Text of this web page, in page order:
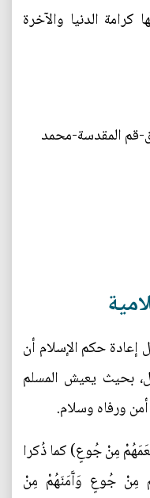
كرامة الدنيا والآخرة
3 شوال 1415 هـ ق-قم المقدسة-محمد
إعادة حكم الإسلام أن
بحيث يعيش المسلم
ورفاه وسلام.
مِنْ جُوعٍ) كما ذُكرا
مِنْ جُوعٍ وَآَمَنَهُمْ مِنْ